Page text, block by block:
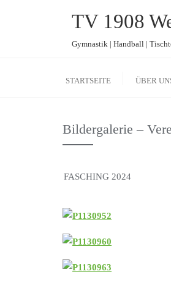
TV 1908
Gymnastik | Handball |
STARTSEITE ÜBER
Bildergalerie –
FASCHING 2024